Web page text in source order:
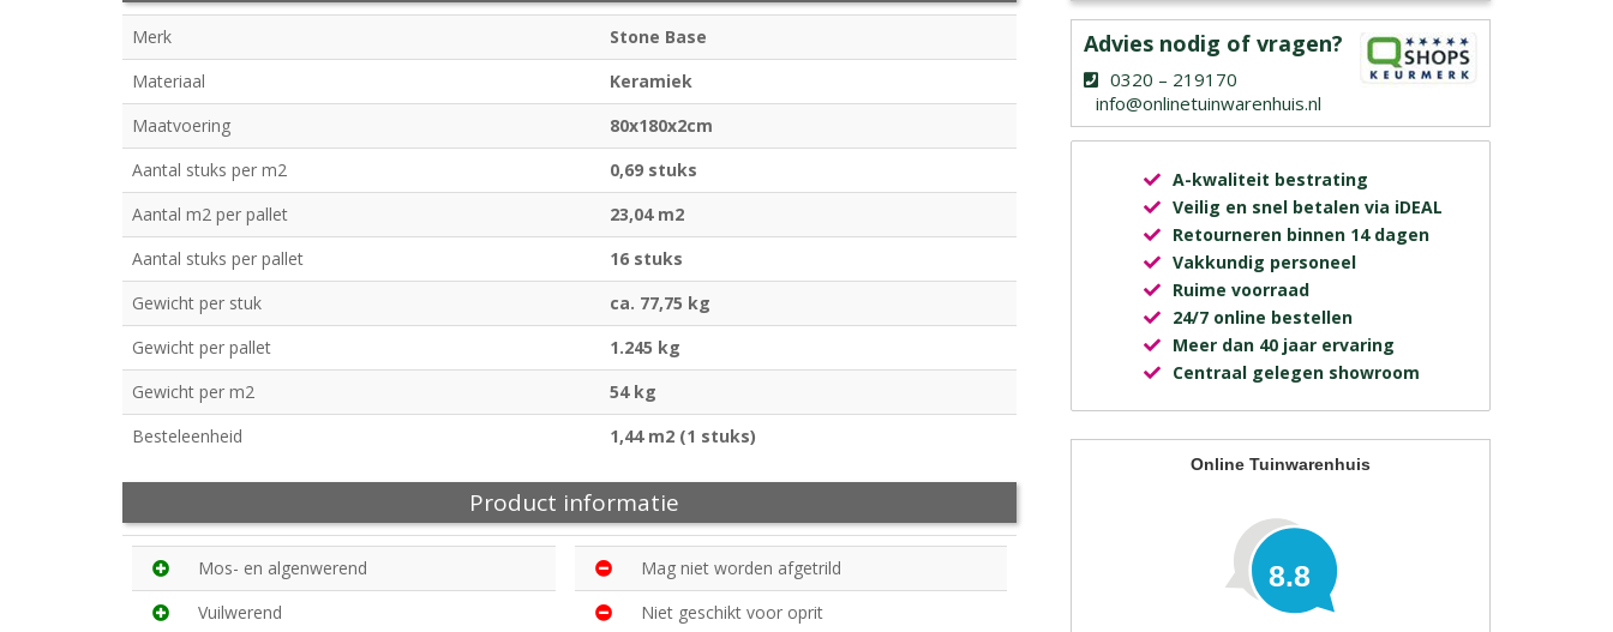
Merk
Stone Base
Materiaal
Keramiek
Maatvoering
80x180x2cm
Aantal stuks per m2
0,69 stuks
Aantal m2 per pallet
23,04 m2
Aantal stuks per pallet
16 stuks
Gewicht per stuk
ca. 77,75 kg
Gewicht per pallet
1.245 kg
Gewicht per m2
54 kg
Besteleenheid
1,44 m2 (1 stuks)
Product informatie
Mos- en algenwerend
Vuilwerend
Mag niet worden afgetrild
Niet geschikt voor oprit
Advies nodig of vragen?
0320 – 219170
info@onlinetuinwarenhuis.nl
A-kwaliteit bestrating
Veilig en snel betalen via iDEAL
Retourneren binnen 14 dagen
Vakkundig personeel
Ruime voorraad
24/7 online bestellen
Meer dan 40 jaar ervaring
Centraal gelegen showroom
Online Tuinwarenhuis
8.8